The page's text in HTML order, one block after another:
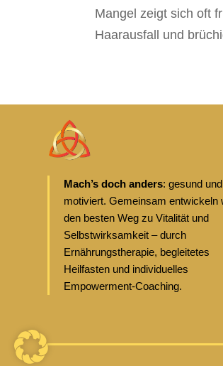
Mangel zeigt sich oft
Haarausfall und
Mach’s doch anders: gesund und
motiviert. Gemeinsam entwickeln
den besten Weg zu Vitalität und
Selbstwirksamkeit – durch
Ernährungstherapie, begleitetes
Heilfasten und individuelles
Empowerment-Coaching.